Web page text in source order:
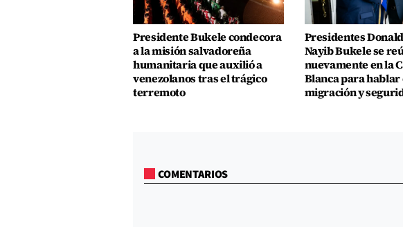
Presidente Bukele condecora
a la misión salvadoreña
humanitaria que auxilió a
venezolanos tras el trágico
terremoto
Presidentes
Nayib Bukele se
nuevamente en la
Blanca para hablar
migración y
COMENTARIOS